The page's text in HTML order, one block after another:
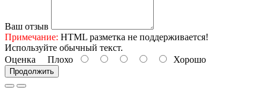
Ваш отзыв
Примечание: HTML разметка не поддерживается!
Используйте обычный текст.
Оценка Плохо Хорошо
Продолжить